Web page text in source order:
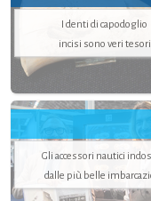
I denti di capodoglio
incisi sono veri tesori
Gli accessori nautici
dalle più belle